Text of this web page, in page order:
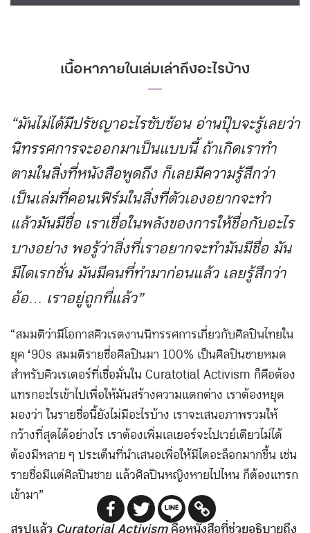
เนื้อหาภายในเล่มเล่าถึงอะไรบ้าง
―
“มันไม่ได้มีปรัชญาอะไรซับซ้อน อ่านปุ๊บจะรู้เลยว่า
นิทรรศการจะออกมาเป็นแบบนี้ ถ้าเกิดเราทำ
ตามในสิ่งที่หนังสือพูดถึง ก็เลยมีความรู้สึกว่า
เป็นเล่มที่คอนเฟิร์มในสิ่งที่ตัวเองอยากจะทำ
แล้วมันมีชื่อ เราเชื่อในพลังของการให้ชื่อกับอะไร
บางอย่าง พอรู้ว่าสิ่งที่เราอยากจะทำมันมีชื่อ มัน
มีไดเรกชั่น มันมีคนที่ทำมาก่อนแล้ว เลยรู้สึกว่า
อ้อ… เราอยู่ถูกที่แล้ว”
“สมมติว่ามีโอกาสคิวเรตงานนิทรรศการเกี่ยวกับศิลปินไทยใน
ยุค‘90s สมมติรายชื่อศิลปินมา 100% เป็นศิลปินชายหมด
สำหรับคิวเรเตอร์ที่เชื่อมั่นใน Curatotial Activism ก็คือต้อง
แทรกอะไรเข้าไปเพื่อให้มันสร้างความแตกต่าง เราต้องหยุด
มองว่า ในรายชื่อนี้ยังไม่มีอะไรบ้าง เราจะเสนอภาพรวมให้
กว้างที่สุดได้อย่างไร เราต้องเพิ่มเลเยอร์จะไปเวย์เดียวไม่ได้
ต้องมีหลาย ๆ ประเด็นที่นำเสนอเพื่อให้มีไดอะล็อกมากขึ้น เช่น
รายชื่อมีแต่ศิลปินชาย แล้วศิลปินหญิงหายไปไหน ก็ต้องแทรก
เข้ามา”